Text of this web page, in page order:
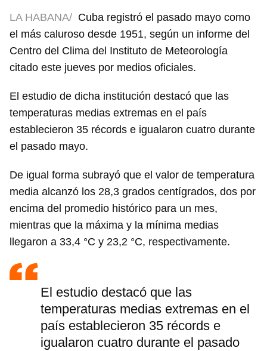
LA HABANA/ Cuba registró el pasado mayo como
el más caluroso desde 1951, según un informe del
Centro del Clima del Instituto de Meteorología
citado este jueves por medios oficiales.
El estudio de dicha institución destacó que las
temperaturas medias extremas en el país
establecieron 35 récords e igualaron cuatro durante
el pasado mayo.
De igual forma subrayó que el valor de temperatura
media alcanzó los 28,3 grados centígrados, dos por
encima del promedio histórico para un mes,
mientras que la máxima y la mínima medias
llegaron a 33,4 °C y 23,2 °C, respectivamente.
El estudio destacó que las
temperaturas medias extremas en el
país establecieron 35 récords e
igualaron cuatro durante el pasado